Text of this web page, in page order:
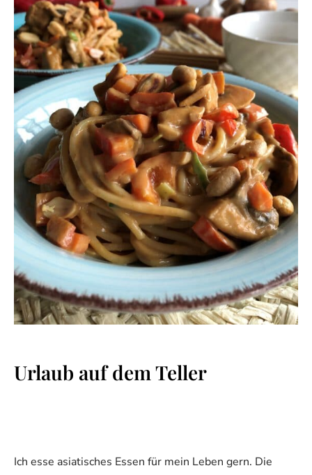
Urlaub auf dem Teller
Ich esse asiatisches Essen für mein Leben gern. Die